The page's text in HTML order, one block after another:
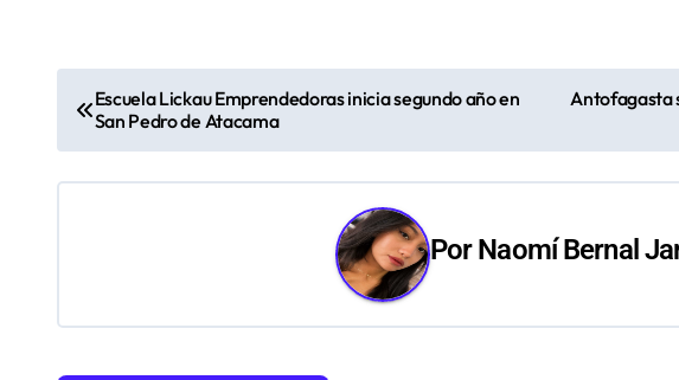
a
v
a
Escuela Lickau Emprendedoras inicia segundo año en
San Pedro de Atacama
Antofagasta
PorNaomí Bernal